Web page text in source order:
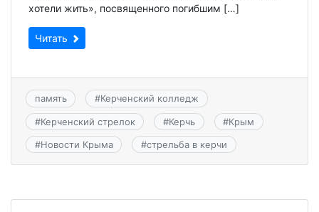
хотели жить», посвященного погибшим […]
Читать
память #Керченский колледж
#Керченский стрелок #Керчь #Крым
#Новости Крыма #стрельба в керчи